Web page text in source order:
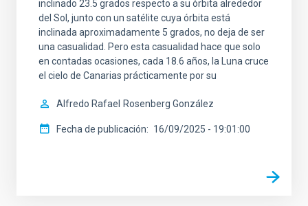
inclinado 23.5 grados respecto a su órbita alrededor
del Sol, junto con un satélite cuya órbita está
inclinada aproximadamente 5 grados, no deja de ser
una casualidad. Pero esta casualidad hace que solo
en contadas ocasiones, cada 18.6 años, la Luna cruce
el cielo de Canarias prácticamente por su
Alfredo Rafael Rosenberg González
Fecha de publicación 16/09/2025 - 19:01:00